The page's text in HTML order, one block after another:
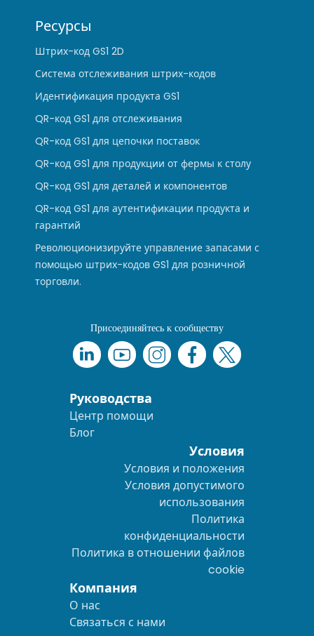
Ресурсы
Штрих-код GS1 2D
Система отслеживания штрих-кодов
Идентификация продукта GS1
QR-код GS1 для отслеживания
QR-код GS1 для цепочки поставок
QR-код GS1 для продукции от фермы к столу
QR-код GS1 для деталей и компонентов
QR-код GS1 для аутентификации продукта и
гарантий
Революционизируйте управление запасами с
помощью штрих-кодов GS1 для розничной
торговли.
Присоединяйтесь к сообществу
Руководства
Центр помощи
Блог
Условия
Условия и положения
Условия допустимого
использования
Политика
конфиденциальности
Политика в отношении файлов
cookie
Компания
О нас
Связаться с нами